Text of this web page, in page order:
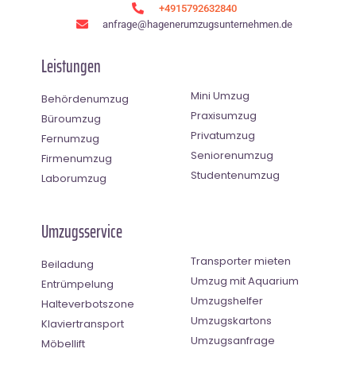
+4915792632840
anfrage@hagenerumzugsunternehmen.de
Leistungen
Behördenumzug
Büroumzug
Fernumzug
Firmenumzug
Laborumzug
Mini Umzug
Praxisumzug
Privatumzug
Seniorenumzug
Studentenumzug
Umzugsservice
Beiladung
Entrümpelung
Halteverbotszone
Klaviertransport
Möbellift
Transporter mieten
Umzug mit Aquarium
Umzugshelfer
Umzugskartons
Umzugsanfrage